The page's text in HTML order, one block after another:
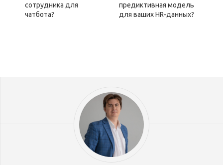
сотрудника для
чатбота?
предиктивная модель
для ваших HR-данных?